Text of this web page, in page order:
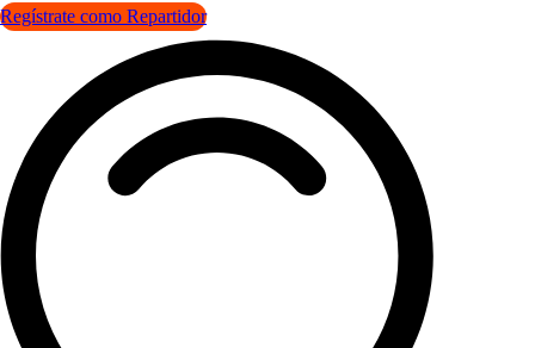
Regístrate como Repartidor